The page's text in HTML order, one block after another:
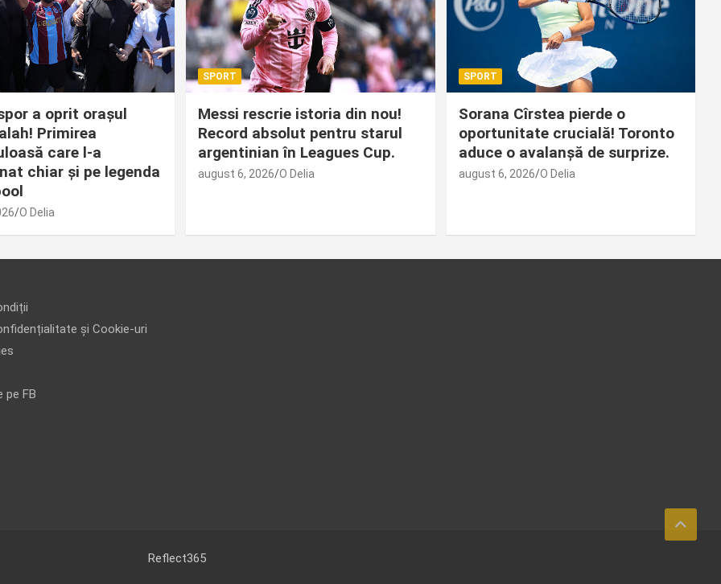
a oprit orașul
Primirea
care l-a
chiar și pe legenda
O Delia
SPORT
Messi rescrie istoria din nou!
Record absolut pentru starul
argentinian în Leagues Cup.
august 6, 2026 O Delia
SPORT
Sorana Cîrstea pierde o
oportunitate crucială! Toronto
aduce o avalanșă de surprize.
august 6, 2026 O Delia
și Cookie-uri
pe FB
Reflect365